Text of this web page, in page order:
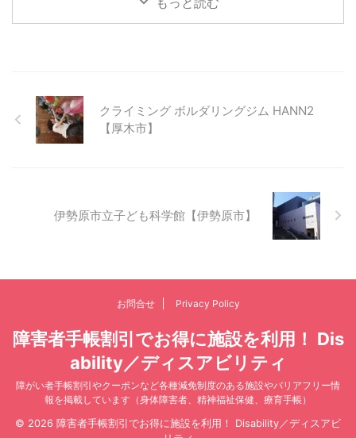
クライミング ボルダリングジム HANN2
【厚木市】
伊勢原市立子ども科学館【伊勢原市】
お問合せ Privacy Policy
障害者手帳割引でお得に施設を利用！ Dis
ability／ディスアビリティ
障がい者手帳割引やクーポンなど各種減免制度のある施設やバリアフリー情
報を掲載しています（身体障害者、精神福祉保健、療育手帳）
© 2026 障害者手帳割引でお得に施設を利用！ Disability／ディスアビ